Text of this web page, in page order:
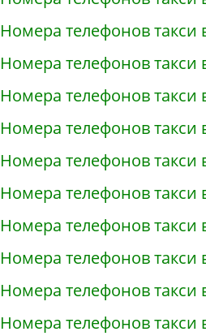
Номера телефонов такси
Номера телефонов такси
Номера телефонов такси
Номера телефонов такси
Номера телефонов такси
Номера телефонов
Номера телефонов такси
Номера телефонов такси
Номера телефонов
Номера телефонов